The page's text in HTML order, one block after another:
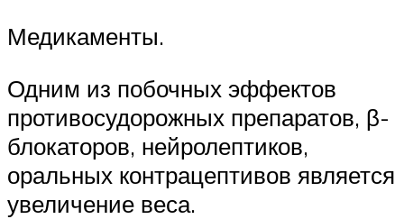
Медикаменты.
Одним из побочных эффектов
противосудорожных препаратов, β-
блокаторов, нейролептиков,
оральных контрацептивов является
увеличение веса.